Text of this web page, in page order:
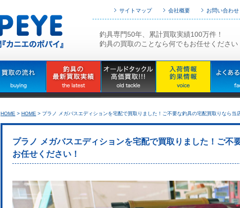
サイトマップ 会社概要 お問い合わせ
釣具専門50年、累計買取実績100万件！
釣具の買取のことなら何でもお任せください
HOME > HOME > プラノ メガバスエディションを宅配で買取りました！ご不要な釣具の宅配買取りなら当
プラノ メガバスエディションを宅配で買取りました！ご不
お任せください！